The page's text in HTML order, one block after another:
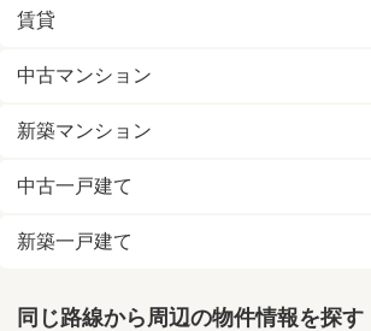
賃貸
中古マンション
新築マンション
中古一戸建て
新築一戸建て
同じ路線から周辺の物件情報を探す